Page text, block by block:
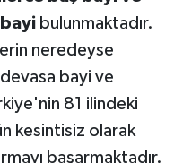
bulunmaktadır.
neredeyse
bayi ve
81 ilindeki
kesintisiz olarak
başarmaktadır.